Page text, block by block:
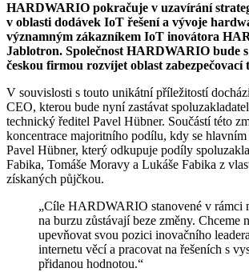
HARDWARIO pokračuje v uzavírání
v oblasti dodávek IoT řešení a vývoje
významným zákazníkem IoT inovátora
Jablotron. Společnost HARDWARIO bude
českou firmou rozvíjet oblast zabezpečovací
V souvislosti s touto unikátní příležitostí
CEO, kterou bude nyní zastávat
technický ředitel Pavel Hübner. Součástí této
koncentrace majoritního podílu, kdy se hlavním
Pavel Hübner, který odkupuje podíly
Fabika, Tomáše Moravy a Lukáše Fabika z
získaných půjčkou.
„Cíle HARDWARIO stanovené v rámci
na burzu zůstávají beze změny. Chceme
upevňovat svou pozici inovačního
internetu věcí a pracovat na řešeních s
přidanou hodnotou.“